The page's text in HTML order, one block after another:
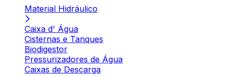
Material Hidráulico
Caixa d' Água
Cisternas e Tanques
Biodigestor
Pressurizadores de Água
Caixas de Descarga